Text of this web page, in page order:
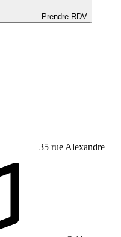
Prendre RDV
35 rue Alexandre